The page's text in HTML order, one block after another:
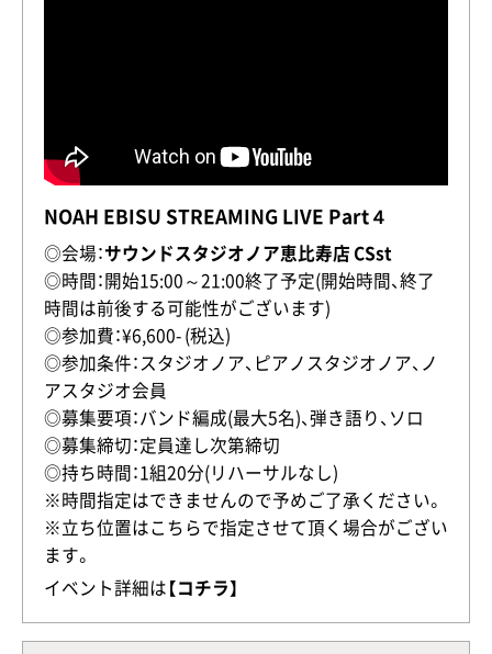
NOAH EBISU STREAMING LIVE Part４
◎会場：サウンドスタジオノア恵比寿店 CSst
◎時間：開始15:00～21:00終了予定(開始時間、終了
時間は前後する可能性がございます)
◎参加費：¥6,600- (税込)
◎参加条件：スタジオノア、ピアノスタジオノア、ノ
アスタジオ会員
◎募集要項：バンド編成(最大5名)、弾き語り、ソロ
◎募集締切：定員達し次第締切
◎持ち時間：1組20分(リハーサルなし)
※時間指定はできませんので予めご了承ください。
※立ち位置はこちらで指定させて頂く場合がござい
ます。
イベント詳細は【コチラ】